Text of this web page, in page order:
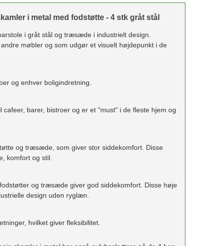
i metal med fodstøtte - 4 stk gråt stål
i gråt stål og træsæde i industrielt design.
møbler og som udgør et visuelt højdepunkt i de
og enhver boligindretning.
barer, bistroer og er et "must" i de fleste hjem og
og træsæde, som giver stor siddekomfort. Disse
komfort og stil.
og træsæde giver god siddekomfort. Disse høje
design uden ryglæn.
hvilket giver fleksibilitet.